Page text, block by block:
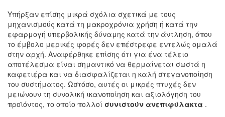
Υπήρξαν επίσης μικρά σχόλια σχετικά με τους
μηχανισμούς κατά τη μακροχρόνια χρήση ή κατά την
εφαρμογή υπερβολικής δύναμης κατά την άντληση, όπου
το έμβολο μερικές φορές δεν επέστρεφε εντελώς ομαλά
στην αρχή. Αναφέρθηκε επίσης ότι για ένα τέλειο
αποτέλεσμα είναι σημαντικό να θερμαίνεται σωστά η
καφετιέρα και να διασφαλίζεται η καλή στεγανοποίηση
του συστήματος. Ωστόσο, αυτές οι μικρές πτυχές δεν
μειώνουν τη συνολική ικανοποίηση και αξιολόγηση του
προϊόντος, το οποίο πολλοί συνιστούν ανεπιφύλακτα .